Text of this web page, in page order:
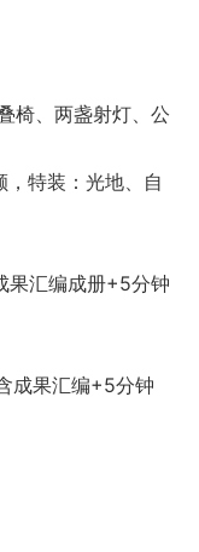
椅、两盏射灯、公
特装：光地、自
果汇编成册+5分钟
成果汇编+5分钟